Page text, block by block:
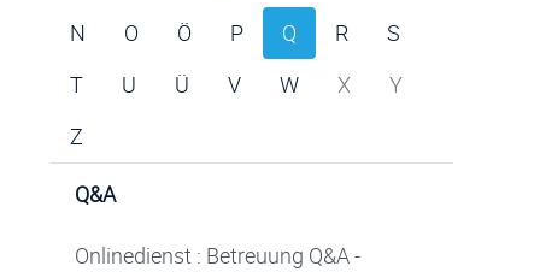
N
O Ö P Q R
S
T
U Ü V W X
Y
Z
Q&A
Onlinedienst : Betreuung Q&A -